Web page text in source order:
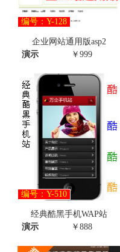
编号：Y-128
企业网站通用版asp2
演示
￥999
编号：Y-510
经典酷黑手机WAP站
演示
￥888